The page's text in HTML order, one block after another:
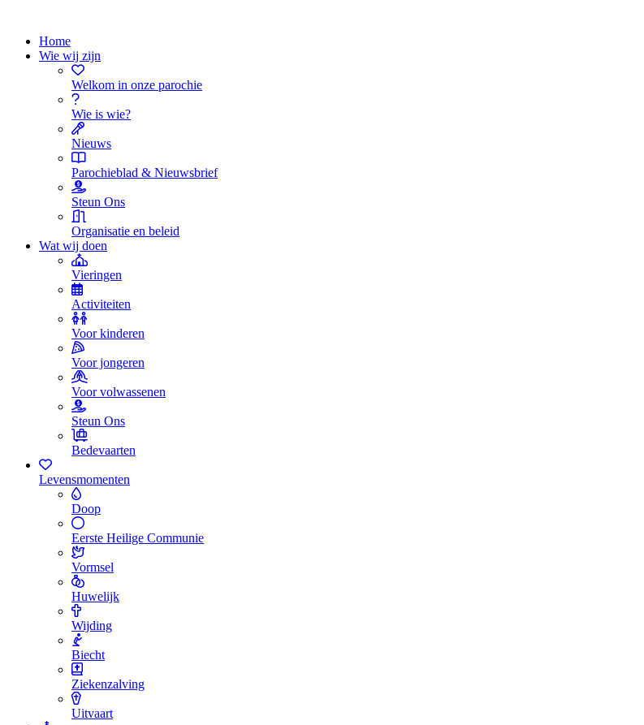
Home
Wie wij zijn
Welkom in onze parochie
Wie is wie?
Nieuws
Parochieblad & Nieuwsbrief
Steun Ons
Organisatie en beleid
Wat wij doen
Vieringen
Activiteiten
Voor kinderen
Voor jongeren
Voor volwassenen
Steun Ons
Bedevaarten
Levensmomenten
Doop
Eerste Heilige Communie
Vormsel
Huwelijk
Wijding
Biecht
Ziekenzalving
Uitvaart